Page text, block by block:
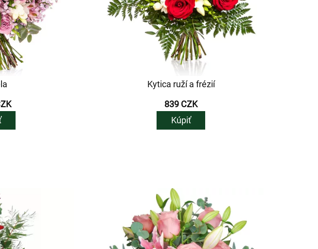
Kytica ruží a frézií
839 CZK
Kúpiť